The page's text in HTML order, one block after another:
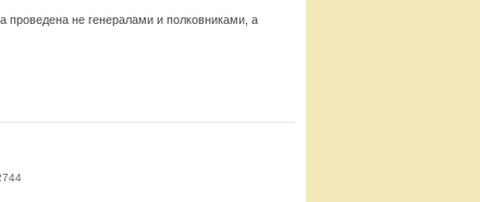
не генералами и полковниками, а